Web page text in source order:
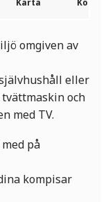
Karta
omgiven av
eller
tvättmaskin och
med TV.
på
kompisar